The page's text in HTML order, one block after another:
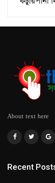
About text here
Recent